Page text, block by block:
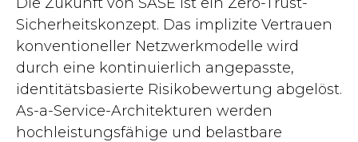
Sicherheitskonzept. Das implizite Vertrauen
konventioneller Netzwerkmodelle wird
durch eine kontinuierlich angepasste,
identitätsbasierte Risikobewertung abgelöst.
As-a-Service-Architekturen werden
hochleistungsfähige und belastbare